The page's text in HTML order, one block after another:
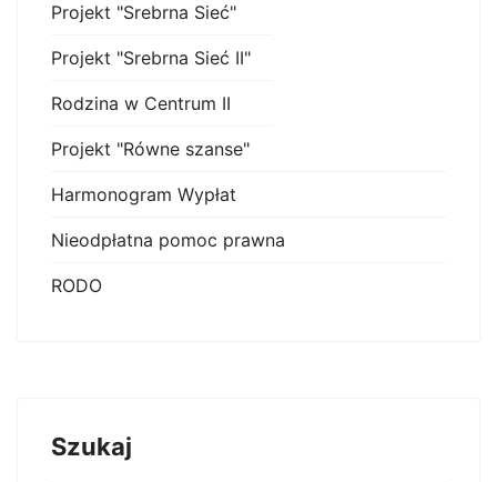
Projekt "Srebrna Sieć"
Projekt "Srebrna Sieć II"
Rodzina w Centrum II
Projekt "Równe szanse"
Harmonogram Wypłat
Nieodpłatna pomoc prawna
RODO
Szukaj